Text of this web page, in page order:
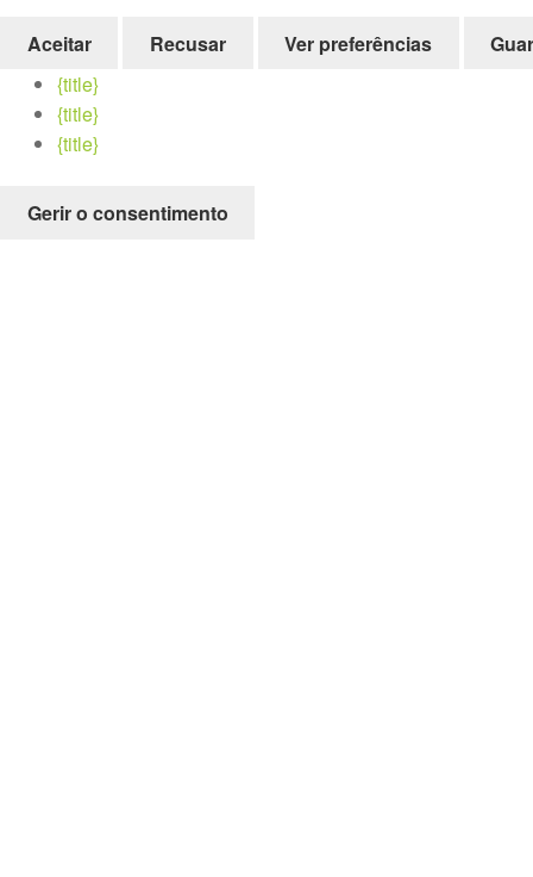
Aceitar Recusar Ver preferências
{title}
{title}
{title}
Gerir o consentimento